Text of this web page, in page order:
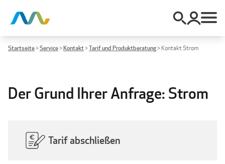
Startseite>Service>Kontakt>Tarif und Produktberatung> Kontakt Strom
Der Grund Ihrer Anfrage: Strom
Tarif abschließen